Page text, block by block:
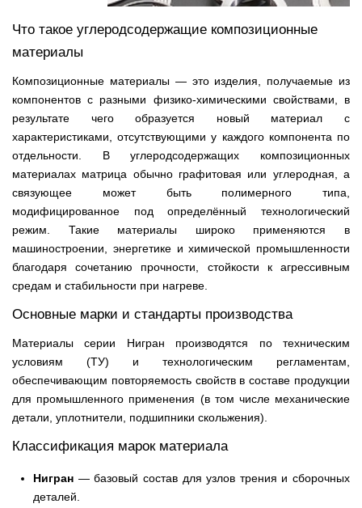
Что такое углеродсодержащие композиционные
материалы
Композиционные материалы — это изделия, получаемые из
компонентов с разными физико‑химическими свойствами, в
результате чего образуется новый материал с
характеристиками, отсутствующими у каждого компонента по
отдельности. В углеродсодержащих композиционных
материалах матрица обычно графитовая или углеродная, а
связующее может быть полимерного типа,
модифицированное под определённый технологический
режим. Такие материалы широко применяются в
машиностроении, энергетике и химической промышленности
благодаря сочетанию прочности, стойкости к агрессивным
средам и стабильности при нагреве.
Основные марки и стандарты производства
Материалы серии Нигран производятся по техническим
условиям (ТУ) и технологическим регламентам,
обеспечивающим повторяемость свойств в составе продукции
для промышленного применения (в том числе механические
детали, уплотнители, подшипники скольжения).
Классификация марок материала
Нигран — базовый состав для узлов трения и сборочных
деталей.